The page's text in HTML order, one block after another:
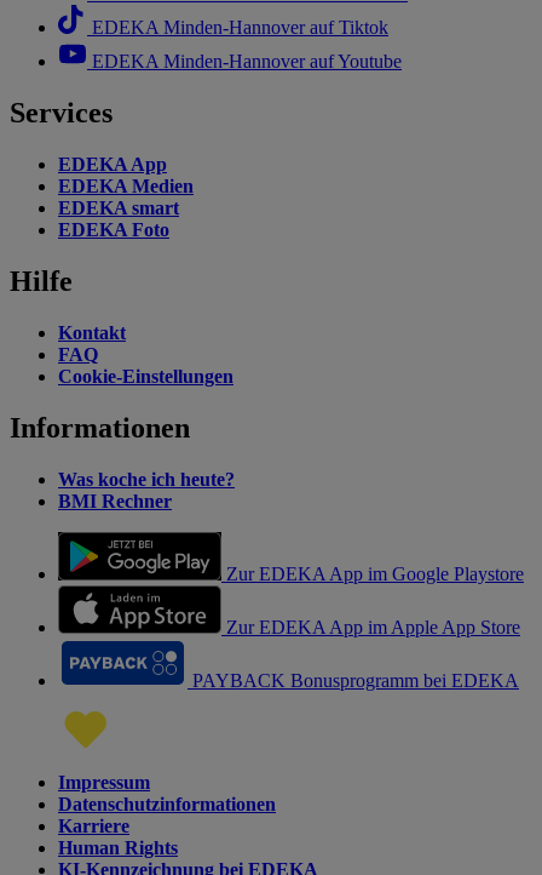
EDEKA Minden-Hannover auf Tiktok
EDEKA Minden-Hannover auf Youtube
Services
EDEKA App
EDEKA Medien
EDEKA smart
EDEKA Foto
Hilfe
Kontakt
FAQ
Cookie-Einstellungen
Informationen
Was koche ich heute?
BMI Rechner
Zur EDEKA App im Google Playstore
Zur EDEKA App im Apple App Store
PAYBACK Bonusprogramm bei EDEKA
Impressum
Datenschutzinformationen
Karriere
Human Rights
KI-Kennzeichnung bei EDEKA